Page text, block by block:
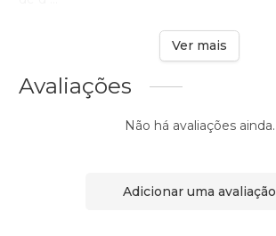
Ver mais
Avaliações
Não há avaliações ainda.
Adicionar uma avaliação